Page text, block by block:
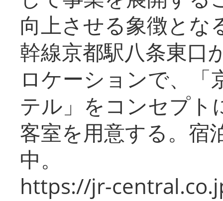
向上させる象徴とな
幹線京都駅八条東口
ロケーションで、「
テル」をコンセプト
客室を用意する。宿
中。
https://jr-